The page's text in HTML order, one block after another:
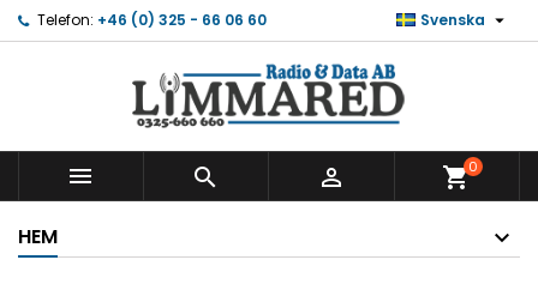
Telefon: +46 (0) 325 - 66 06 60 Svenska 
   shopping_cart0
HEM